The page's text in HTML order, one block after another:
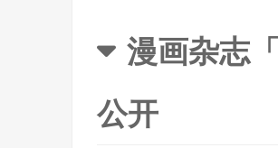
漫画杂志
公开